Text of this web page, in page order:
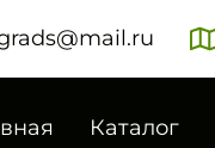
Каталог